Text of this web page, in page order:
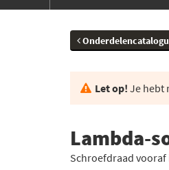
Let op! Je hebt
Lambda-
Schroefdraad